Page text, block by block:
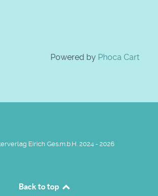
Powered by Phoca Cart
Eirich Ges.m.b.H. 2024 - 2026
Back to top